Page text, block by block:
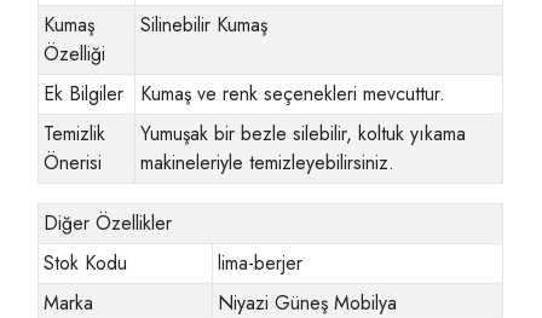
Kumaş
Özelliği
Silinebilir Kumaş
Ek Bilgiler
Kumaş ve renk seçenekleri mevcuttur.
Temizlik
Önerisi
Yumuşak bir bezle silebilir, koltuk yıkama
makineleriyle temizleyebilirsiniz.
Diğer Özellikler
Stok Kodu
lima-berjer
Marka
Niyazi Güneş Mobilya